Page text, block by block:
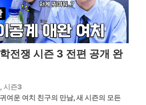
전쟁 시즌 3 전편 공개 완
, 시즌3
여운 여치 친구의 만남, 새 시즌의 모든